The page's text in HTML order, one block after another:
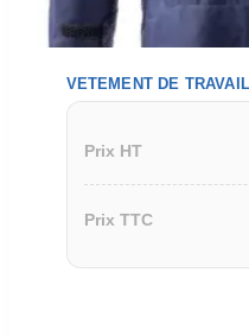
VETEMENT DE
Prix HT
Prix TTC